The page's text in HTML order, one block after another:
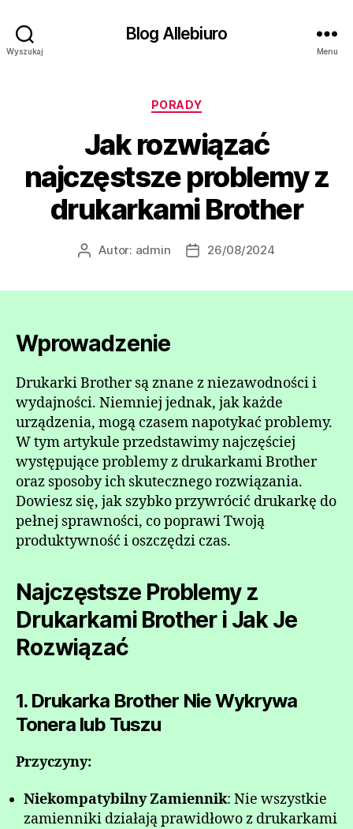
Wyszukaj
Blog Allebiuro
Menu
Kategorie
PORADY
Jak rozwiązać
najczęstsze problemy z
drukarkami Brother
AutorAutor: admin
Data26/08/2024
Wprowadzenie
Drukarki Brother są znane z niezawodności i
wydajności. Niemniej jednak, jak każde
urządzenia, mogą czasem napotykać problemy.
W tym artykule przedstawimy najczęściej
występujące problemy z drukarkami Brother
oraz sposoby ich skutecznego rozwiązania.
Dowiesz się, jak szybko przywrócić drukarkę do
pełnej sprawności, co poprawi Twoją
produktywność i oszczędzi czas.
Najczęstsze Problemy z
Drukarkami Brother i Jak Je
Rozwiązać
1. Drukarka Brother Nie Wykrywa
Tonera lub Tuszu
Przyczyny:
Niekompatybilny Zamiennik: Nie wszystkie
zamienniki działają prawidłowo z drukarkami